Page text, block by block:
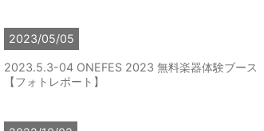
2023/05/05
2023.5.3-04 ONEFES 2023 無料楽器体験ブース
【フォトレポート】